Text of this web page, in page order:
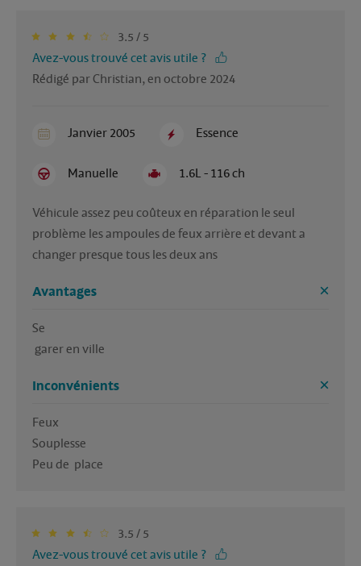
3.5 / 5
Avez-vous trouvé cet avis utile ?
Rédigé par Christian, en octobre 2024
Janvier 2005 Essence
Manuelle 1.6L - 116 ch
Véhicule assez peu coûteux en réparation le seul
problème les ampoules de feux arrière et devant a
changer presque tous les deux ans
Avantages
Se
garer en ville
Inconvénients
Feux
Souplesse
Peu de  place
3.5 / 5
Avez-vous trouvé cet avis utile ?